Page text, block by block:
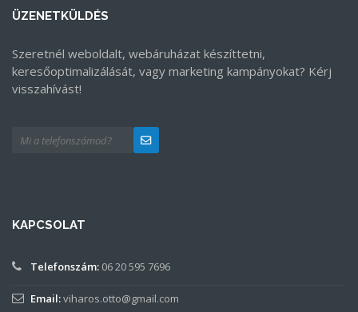
ÜZENETKÜLDÉS
Szeretnél weboldalt, webáruházat készíttetni,
keresőoptimalizálását, vagy marketing kampányokat? Kérj
visszahívást!
KAPCSOLAT
Telefonszám: 06 20 595 7696
Email:viharos.otto@gmail.com